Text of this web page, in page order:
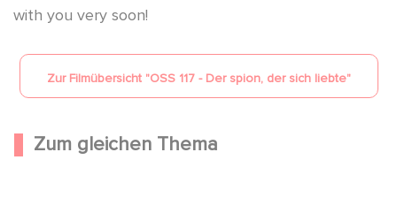
with you very soon!
Zur Filmübersicht "OSS 117 - Der spion, der sich liebte"
Zum gleichen Thema